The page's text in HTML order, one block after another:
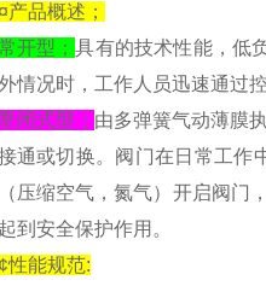
¤产品概述；
开型；具有的技术性能，低
情况时，工作人员迅速通过
闭式型； 由多弹簧气动薄膜
通或切换。阀门在日常工作
（压缩空气，氮气）开启阀门
起到安全保护作用。
¢性能规范: